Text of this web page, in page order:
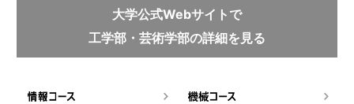
大学公式Webサイトで
工学部・芸術学部の詳細を見る